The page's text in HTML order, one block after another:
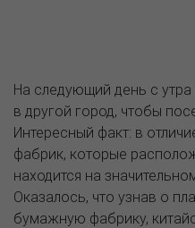
На следующий день с
в другой город, чтобы
Интересный факт: в
фабрик, которые
находится на
Оказалось, что узнав о
бумажную фабрику,